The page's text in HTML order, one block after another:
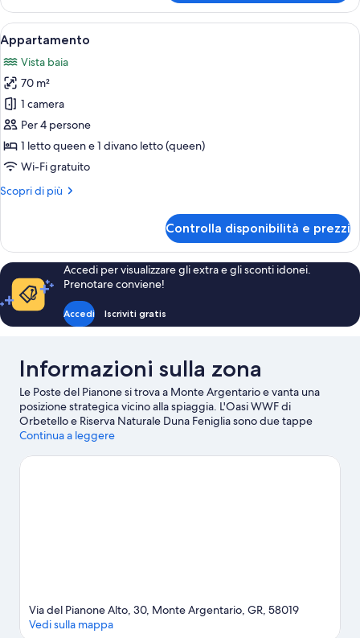
3
camere
da
letto
Apri
tutte
le
foto
per
Appartamento
Un balcone con tavolo e sedie, vista
7
Appartamento
Vista baia
70 m²
1 camera
Per 4 persone
1 letto queen e 1 divano letto (queen)
Wi-Fi gratuito
Scopri di più
Altri
Controlla disponibilità e prezzi
Accedi per visualizzare gli extra e gli sconti idonei.
Prenotare conviene!
Accedi Iscriviti gratis
Informazioni sulla zona
Le Poste del Pianone si trova a Monte Argentario e vanta una
posizione strategica vicino alla spiaggia. L'Oasi WWF di
Orbetello e Riserva Naturale Duna Feniglia sono due tappe
fondamentali per gli amanti della natura. Tra le altre attrazioni
Parco Emozionale e Luminarie di Fontermosa.
Continua a leggere
Via del Pianone Alto, 30, Monte Argentario, GR, 58019
Vedi sulla mappa